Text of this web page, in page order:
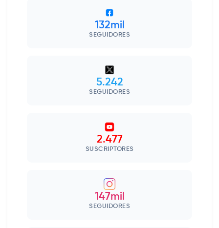
132mil
SEGUIDORES
5.242
SEGUIDORES
2.477
SUSCRIPTORES
147mil
SEGUIDORES